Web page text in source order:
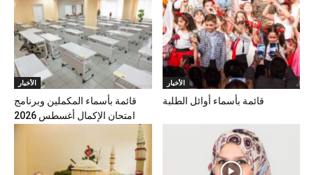
الأخبار
قائمة بأسماء المكملين وبرنامج
امتحان الإكمال أغسطس 2026
الأخبار
قائمة بأسماء أوائل الطلبة